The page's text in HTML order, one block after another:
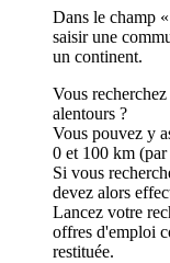
Dans le champ
saisir une
un continent.
Vous
alentours ?
Vous pouvez y
0 et 100 km
Si vous
devez alors
Lancez votre
offres d'emploi
restituée.